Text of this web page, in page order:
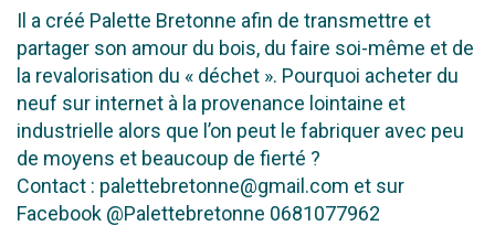
Il a créé Palette Bretonne afin de transmettre et
partager son amour du bois, du faire soi-même et de
la revalorisation du « déchet ». Pourquoi acheter du
neuf sur internet à la provenance lointaine et
industrielle alors que l’on peut le fabriquer avec peu
de moyens et beaucoup de fierté ?
Contact : palettebretonne@gmail.com et sur
Facebook @Palettebretonne 0681077962